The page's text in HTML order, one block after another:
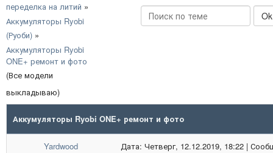
переделка на литий »
Аккумуляторы Ryobi
(Руоби) »
Аккумуляторы Ryobi
ONE+ ремонт и фото
(Все модели
выкладываю)
Аккумуляторы Ryobi ONE+ ремонт и фото
Yardwood Дата: Четверг, 12.12.2019, 18:22 |